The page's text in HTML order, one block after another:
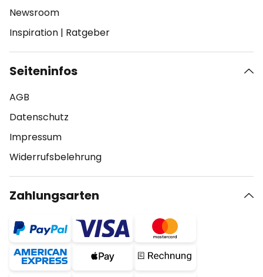
Newsroom
Inspiration | Ratgeber
Seiteninfos
AGB
Datenschutz
Impressum
Widerrufsbelehrung
Zahlungsarten